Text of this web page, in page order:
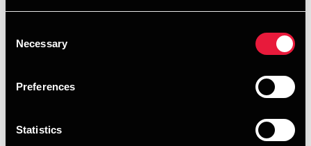
Selection
Necessary
Preferences
Statistics
Tilmelding
nedenfor.
Man kan derfor ikke tilmelde 2 personer med samme e-